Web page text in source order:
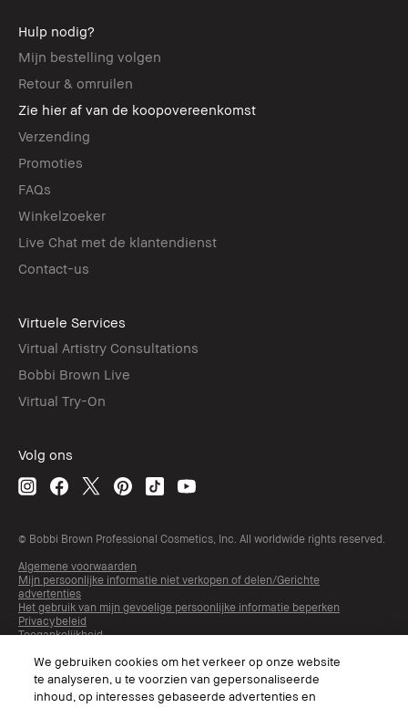
Hulp nodig?
Mijn bestelling volgen
Retour & omruilen
Zie hier af van de koopovereenkomst
Verzending
Promoties
FAQs
Winkelzoeker
Live Chat met de klantendienst
Contact-us
Virtuele Services
Virtual Artistry Consultations
Bobbi Brown Live
Virtual Try-On
Volg ons
© Bobbi Brown Professional Cosmetics, Inc. All worldwide rights reserved.
Algemene voorwaarden
Mijn persoonlijke informatie niet verkopen of delen/Gerichte
advertenties
Het gebruik van mijn gevoelige persoonlijke informatie beperken
Privacybeleid
Toegankelijkheid
We gebruiken cookies om het verkeer op onze website
te analyseren, u te voorzien van gepersonaliseerde
inhoud, op interesses gebaseerde advertenties en